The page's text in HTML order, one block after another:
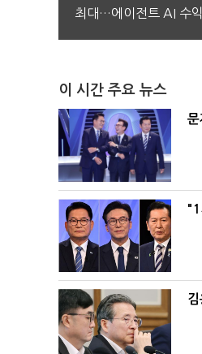
최대…에이전트 AI 수
이 시간 주요 뉴스
문
"1